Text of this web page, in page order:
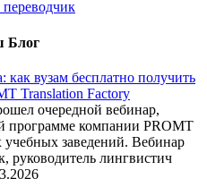
Блог
вузам бесплатно получить
Translation Factory
очередной вебинар,
программе компании PROMT
учебных заведений. Вебинар
руководитель лингвистич